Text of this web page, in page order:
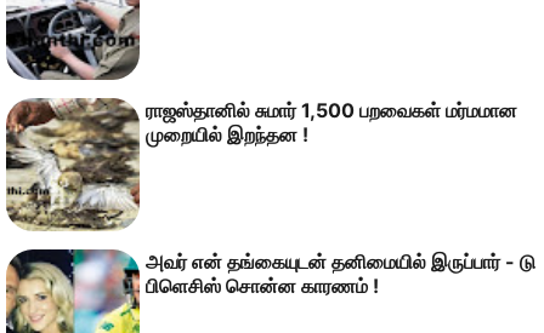
ராஜஸ்தானில் சுமார் 1,500 பறவைகள் மர்மமான
முறையில் இறந்தன !
அவர் என் தங்கையுடன் தனிமையில் இருப்பார் - டு
பிளெசிஸ் சொன்ன காரணம் !